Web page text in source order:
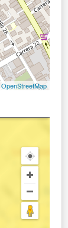
OpenStreetMap